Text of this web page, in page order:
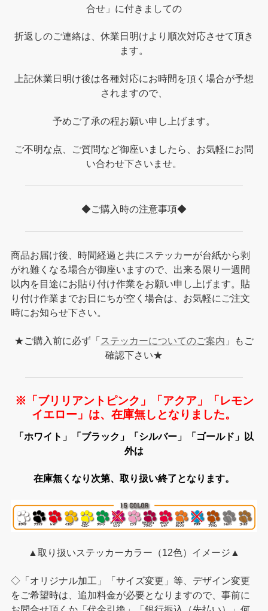
合せ」に付きましての
折返しのご連絡は、休業日明けより順次対応させて頂き
ます。
上記休業日明け後は各種対応にお時間を頂く場合が予想
されますので、
予めご了承の程お願い申し上げます。
ご不明な点、ご質問など御座いましたら、お気軽にお問
い合わせ下さいませ。
◆ご購入時の注意事項◆
商品お届け後、時間経過と共にステッカーが台紙から剥
がれ難くなる場合が御座いますので、出来る限り一週間
以内を目途にお貼り付け作業をお願い申し上げます。貼
り付け作業までお日にちが空く場合は、お気軽にご注文
時にお知らせ下さい。
★ご購入前に必ず「 ステッカーについてのご案内 」もご
確認下さい★
※「ブリリアントピンク」「アクア」「レモン
イエロー」は、在庫無しとなりました。
「ホワイト」「ブラック」「シルバー」「ゴールド」以
外は
在庫無くなり次第、取り扱い終了となります。
▲取り扱いステッカーカラー（12色）イメージ▲
◇「オリジナル加工」「サイズ変更」等、デザイン変更
をご希望時は、追加料金が必要となりますので、事前に